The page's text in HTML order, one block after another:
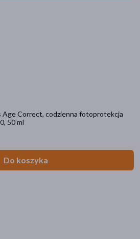
Age Correct, codzienna fotoprotekcja
50 ml
Do koszyka